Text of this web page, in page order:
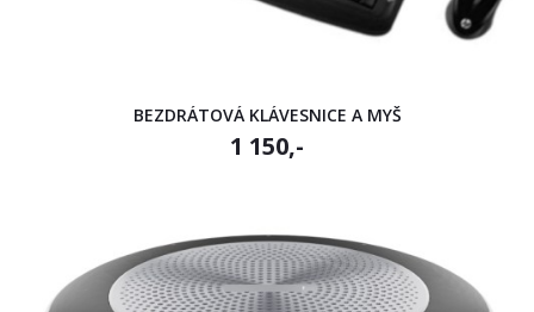
BEZDRÁTOVÁ KLÁVESNICE A MYŠ
1 150,-